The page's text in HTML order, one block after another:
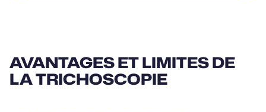
AVANTAGES ET LIMITES DE
LA TRICHOSCOPIE